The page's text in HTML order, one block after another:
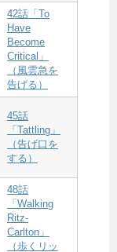
42話「To
Have
Become
Critical」
（風雲急を
告げる）
45話
「Tattling」
（告げ口を
する）
48話
「Walking
Ritz-
Carlton」
（歩くリッ